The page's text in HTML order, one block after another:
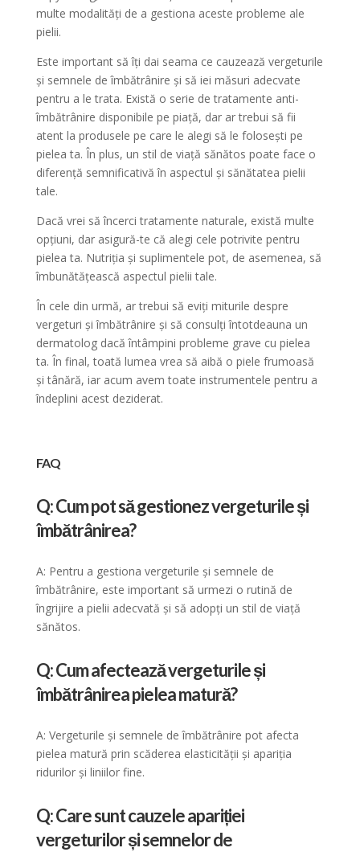
multe modalități de a gestiona aceste probleme ale
pielii.
Este important să îți dai seama ce cauzează vergeturile
și semnele de îmbătrânire și să iei măsuri adecvate
pentru a le trata. Există o serie de tratamente anti-
îmbătrânire disponibile pe piață, dar ar trebui să fii
atent la produsele pe care le alegi să le folosești pe
pielea ta. În plus, un stil de viață sănătos poate face o
diferență semnificativă în aspectul și sănătatea pielii
tale.
Dacă vrei să încerci tratamente naturale, există multe
opțiuni, dar asigură-te că alegi cele potrivite pentru
pielea ta. Nutriția și suplimentele pot, de asemenea, să
îmbunătățească aspectul pielii tale.
În cele din urmă, ar trebui să eviți miturile despre
vergeturi și îmbătrânire și să consulți întotdeauna un
dermatolog dacă întâmpini probleme grave cu pielea
ta. În final, toată lumea vrea să aibă o piele frumoasă
și tânără, iar acum avem toate instrumentele pentru a
îndeplini acest deziderat.
FAQ
Q: Cum pot să gestionez vergeturile și
îmbătrânirea?
A: Pentru a gestiona vergeturile și semnele de
îmbătrânire, este important să urmezi o rutină de
îngrijire a pielii adecvată și să adopți un stil de viață
sănătos.
Q: Cum afectează vergeturile și
îmbătrânirea pielea matură?
A: Vergeturile și semnele de îmbătrânire pot afecta
pielea matură prin scăderea elasticității și apariția
ridurilor și liniilor fine.
Q: Care sunt cauzele apariției
vergeturilor și semnelor de